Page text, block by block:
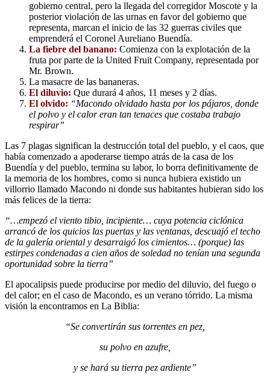
gobierno central, pero la llegada del corregidor Moscote y la
posterior violación de las urnas en favor del gobierno que
representa, marcan el inicio de las 32 guerras civiles que
emprenderá el Coronel Aureliano Buendía.
La fiebre del banano: Comienza con la explotación de la
fruta por parte de la United Fruit Company, representada por
Mr. Brown.
La masacre de las bananeras.
El diluvio: Que durará 4 años, 11 meses y 2 días.
El olvido: “Macondo olvidado hasta por los pájaros, donde
el polvo y el calor eran tan tenaces que costaba trabajo
respirar”
Las 7 plagas significan la destrucción total del pueblo, y el caos, que
había comenzado a apoderarse tiempo atrás de la casa de los
Buendía y del pueblo, termina su labor, lo borra definitivamente de
la memoria de los hombres, como si nunca hubiera existido un
villorrio llamado Macondo ni donde sus habitantes hubieran sido los
más felices de la tierra:
“…empezó el viento tibio, incipiente… cuya potencia ciclónica
arrancó de los quicios las puertas y las ventanas, descuajó el techo
de la galería oriental y desarraigó los cimientos… (porque) las
estirpes condenadas a cien años de soledad no tenían una segunda
oportunidad sobre la tierra”
El apocalipsis puede producirse por medio del diluvio, del fuego o
del calor; en el caso de Macondo, es un verano tórrido. La misma
visión la encontramos en La Biblia:
“Se convertirán sus torrentes en pez,
su polvo en azufre,
y se hará su tierra pez ardiente”